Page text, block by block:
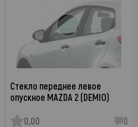
Стекло переднее левое
опускное MAZDA 2 (DEMIO)
0,00 0